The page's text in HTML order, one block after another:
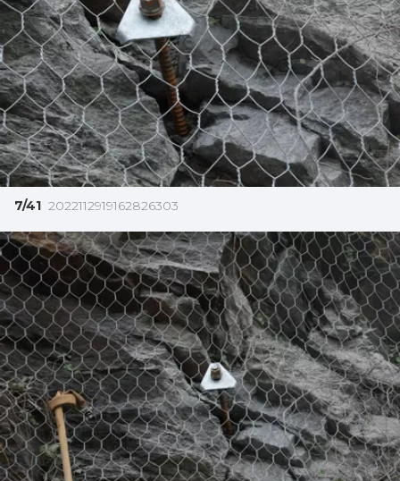
7/41 2022112919162826303